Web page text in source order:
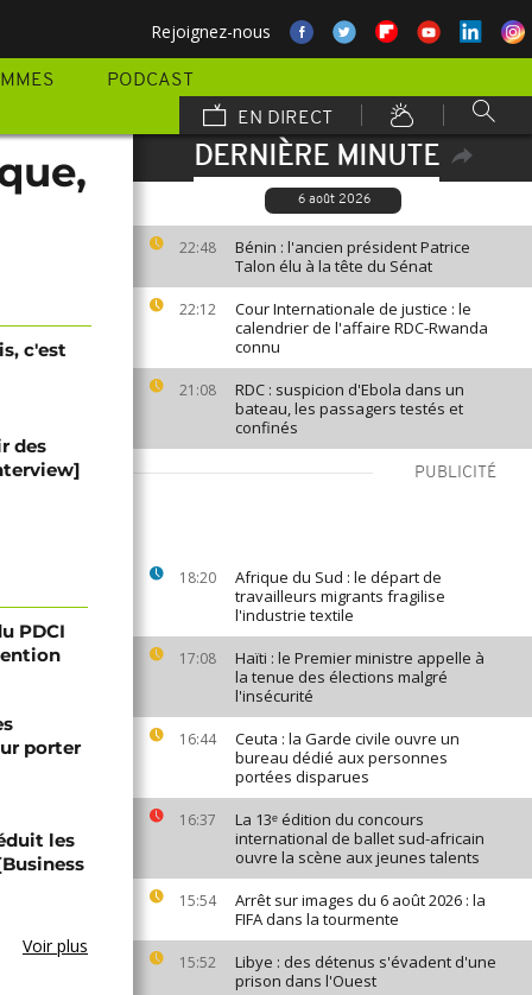
Rejoignez-nous
PODCAST
EN DIRECT
DERNIÈRE MINUTE
6 août 2026
22:48
Bénin : l'ancien président Patrice
Talon élu à la tête du Sénat
22:12
Cour Internationale de justice : le
calendrier de l'affaire RDC-Rwanda
connu
21:08
RDC : suspicion d'Ebola dans un
bateau, les passagers testés et
confinés
PUBLICITÉ
18:20
Afrique du Sud : le départ de
travailleurs migrants fragilise
l'industrie textile
17:08
Haïti : le Premier ministre appelle à
la tenue des élections malgré
l'insécurité
16:44
Ceuta : la Garde civile ouvre un
bureau dédié aux personnes
portées disparues
16:37
La 13ᵉ édition du concours
international de ballet sud-africain
ouvre la scène aux jeunes talents
15:54
Arrêt sur images du 6 août 2026 : la
FIFA dans la tourmente
15:52
Libye : des détenus s'évadent d'une
prison dans l'Ouest
c'est
des
PDCI
porter
les
Voir plus